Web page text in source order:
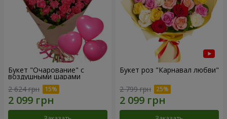
Букет "Очарование" с
воздушными шарами
2 624 грн
Букет роз "Карнавал любви"
2 799 грн